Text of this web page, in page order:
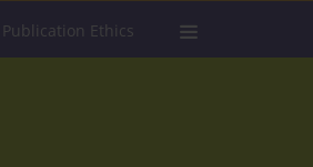
Publication Ethics